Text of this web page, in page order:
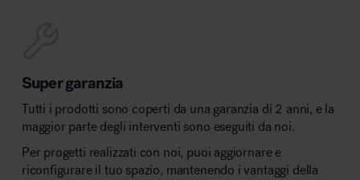
Super garanzia
Tutti i prodotti sono coperti da una garanzia di 2 anni, e la
maggior parte degli interventi sono eseguiti da noi.
Per progetti realizzati con noi, puoi aggiornare e
riconfigurare il tuo spazio, mantenendo i vantaggi della